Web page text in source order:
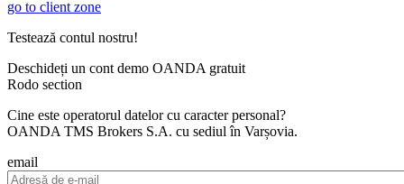
go to client zone
Testează contul nostru!
Deschideți un cont demo OANDA gratuit
Rodo section
Cine este operatorul datelor cu caracter personal?
OANDA TMS Brokers S.A. cu sediul în Varșovia.
email